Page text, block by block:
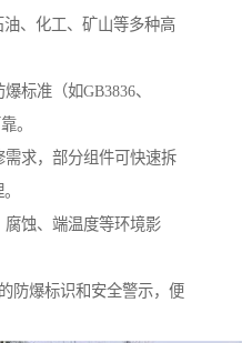
、化工、矿山等多种高
标准（如GB3836、
。
求，部分组件可快速拆
蚀、端温度等环境影
防爆标识和安全警示，便